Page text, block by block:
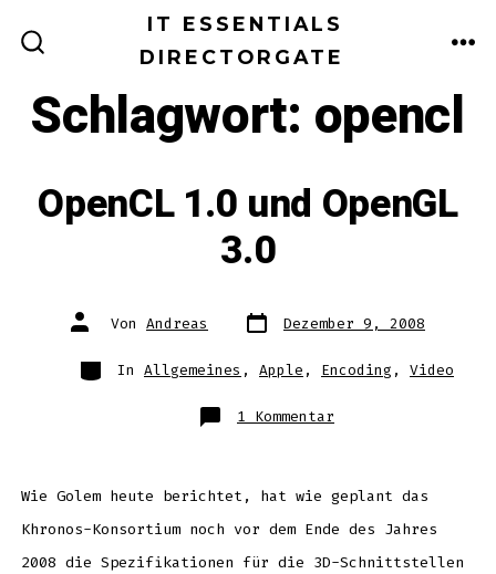
Inhalt
IT ESSENTIALS
DIRECTORGATE
Schlagwort: opencl
OpenCL 1.0 und OpenGL
3.0
Autor
des Von Andreas Datum
des
Dezember 9, 2008
Kategorien
In Allgemeines , Apple , Encoding , Video
1 Kommentar
OpenCL
Wie Golem heute berichtet, hat wie geplant das
Khronos-Konsortium noch vor dem Ende des Jahres
2008 die Spezifikationen für die 3D-Schnittstellen